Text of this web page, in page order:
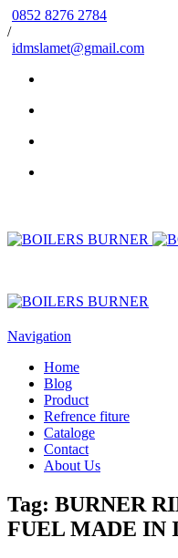
0852 8276 2784
/
idmslamet@gmail.com
Navigation
Home
Blog
Product
Refrence fiture
Cataloge
Contact
About Us
Tag: BURNER
FUEL MADE IN